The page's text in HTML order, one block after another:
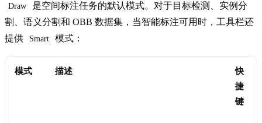
Draw
是空间标注任务的默认模式。对于目标检测、实例分
割、语义分割和 OBB 数据集，当智能标注可用时，工具栏还
提供
Smart 模式：
模式 描述
快
捷
键